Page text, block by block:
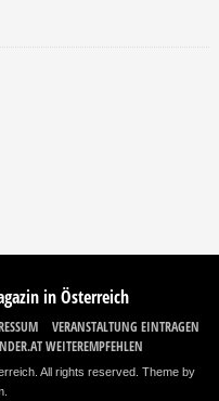
in Österreich
VERANSTALTUNG EINTRAGEN
WEITEREMPFEHLEN
All rights reserved.Theme by
.